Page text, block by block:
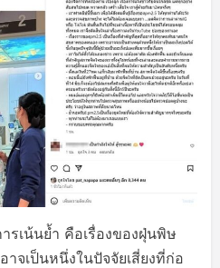
รเน้นย้ำ คือเรื่องของฝุ่นพิษ
าจเป็นหนึ่งในปัจจัยเสี่ยงที่ก่อ